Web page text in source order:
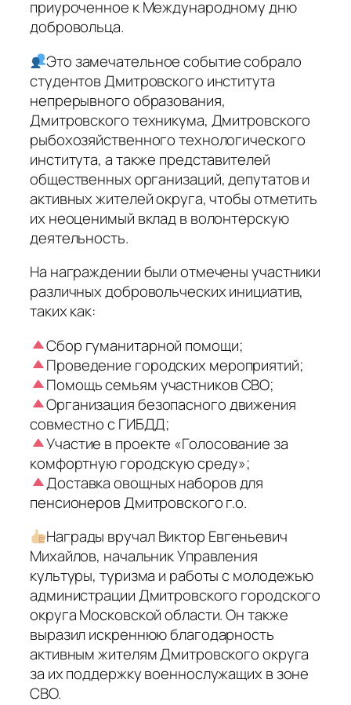
приуроченное к Международному дню
добровольца.
Это замечательное событие собрало
студентов Дмитровского института
непрерывного образования,
Дмитровского техникума, Дмитровского
рыбохозяйственного технологического
института, а также представителей
общественных организаций, депутатов и
активных жителей округа, чтобы отметить
их неоценимый вклад в волонтерскую
деятельность.
На награждении были отмечены участники
различных добровольческих инициатив,
таких как:
Сбор гуманитарной помощи;
Проведение городских мероприятий;
Помощь семьям участников СВО;
Организация безопасного движения
совместно с ГИБДД;
Участие в проекте «Голосование за
комфортную городскую среду»;
Доставка овощных наборов для
пенсионеров Дмитровского г.о.
Награды вручал Виктор Евгеньевич
Михайлов, начальник Управления
культуры, туризма и работы с молодежью
администрации Дмитровского городского
округа Московской области. Он также
выразил искреннюю благодарность
активным жителям Дмитровского округа
за их поддержку военнослужащих в зоне
СВО.